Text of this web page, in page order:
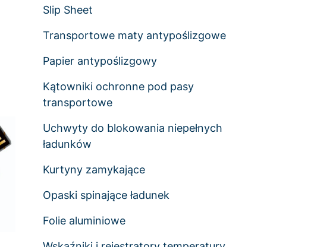
Slip Sheet
Transportowe maty antypoślizgowe
Papier antypoślizgowy
Kątowniki ochronne pod pasy
transportowe
Uchwyty do blokowania niepełnych
ładunków
Kurtyny zamykające
Opaski spinające ładunek
Folie aluminiowe